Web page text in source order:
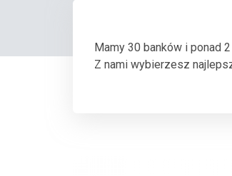
Mamy 30 banków i ponad
Z nami wybierzesz